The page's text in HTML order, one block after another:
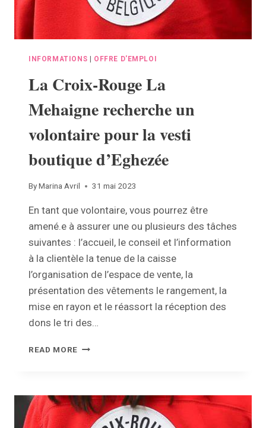
PLAY
INFORMATIONS | OFFRE D'EMPLOI
La Croix-Rouge La
Mehaigne recherche un
volontaire pour la vesti
boutique d’Eghezée
ByMarina Avril 31 mai 2023
En tant que volontaire, vous pourrez être
amené.e à assurer une ou plusieurs des tâches
suivantes : l’accueil, le conseil et l’information
à la clientèle la tenue de la caisse
l’organisation de l’espace de vente, la
présentation des vêtements le rangement, la
mise en rayon et le réassort la réception des
dons le tri des…
READ MORE LA
MEHAIGNE
RECHERCHE
UN